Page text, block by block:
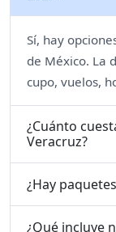
Sí, hay
de México. La
cupo, vuelos,
¿Cuánto
Veracruz?
¿Hay
¿Qué incluye